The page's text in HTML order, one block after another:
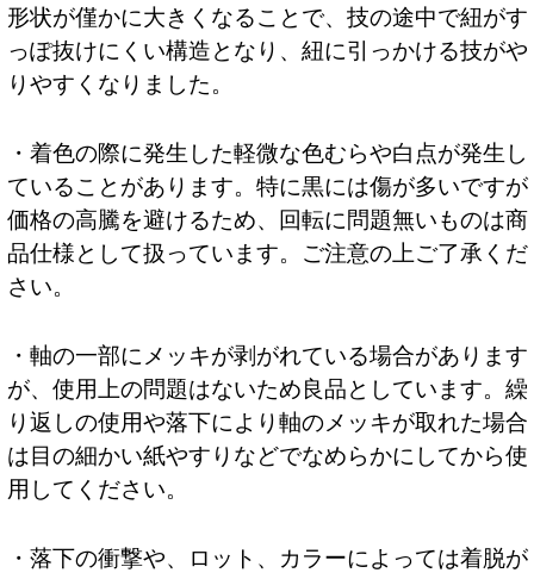
形状が僅かに大きくなることで、技の途中で紐がす
っぽ抜けにくい構造となり、紐に引っかける技がや
りやすくなりました。
・着色の際に発生した軽微な色むらや白点が発生し
ていることがあります。特に黒には傷が多いですが
価格の高騰を避けるため、回転に問題無いものは商
品仕様として扱っています。ご注意の上ご了承くだ
さい。
・軸の一部にメッキが剥がれている場合があります
が、使用上の問題はないため良品としています。繰
り返しの使用や落下により軸のメッキが取れた場合
は目の細かい紙やすりなどでなめらかにしてから使
用してください。
・落下の衝撃や、ロット、カラーによっては着脱が